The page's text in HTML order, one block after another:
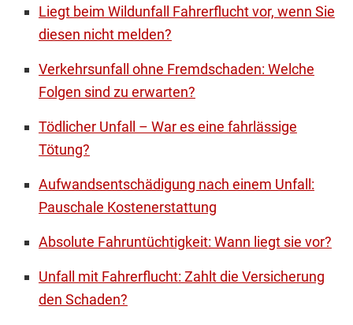
Liegt beim Wildunfall Fahrerflucht vor, wenn Sie
diesen nicht melden?
Verkehrsunfall ohne Fremdschaden: Welche
Folgen sind zu erwarten?
Tödlicher Unfall – War es eine fahrlässige
Tötung?
Aufwandsentschädigung nach einem Unfall:
Pauschale Kostenerstattung
Absolute Fahruntüchtigkeit: Wann liegt sie vor?
Unfall mit Fahrerflucht: Zahlt die Versicherung
den Schaden?